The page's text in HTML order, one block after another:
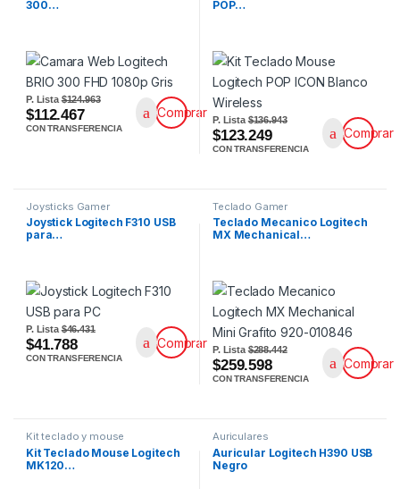
300…
P. Lista$124.963
$112.467
CON TRANSFERENCIA
Comprar
POP…
P. Lista$136.943
$123.249
CON TRANSFERENCIA
Comprar
Joysticks Gamer
Joystick Logitech F310 USB
para…
P. Lista$46.431
$41.788
CON TRANSFERENCIA
Comprar
Teclado Gamer
Teclado Mecanico Logitech
MX Mechanical…
P. Lista$288.442
$259.598
CON TRANSFERENCIA
Comprar
Kit teclado y mouse
Kit Teclado Mouse Logitech
MK120…
Auriculares
Auricular Logitech H390 USB
Negro